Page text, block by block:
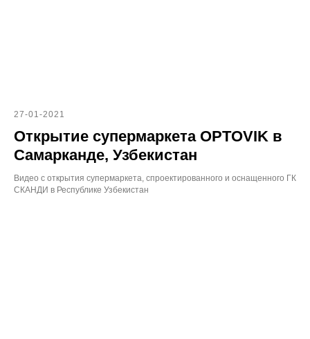
27-01-2021
Открытие супермаркета OPTOVIK в
Самарканде, Узбекистан
Видео с открытия супермаркета, спроектированного и оснащенного ГК
СКАНДИ в Республике Узбекистан